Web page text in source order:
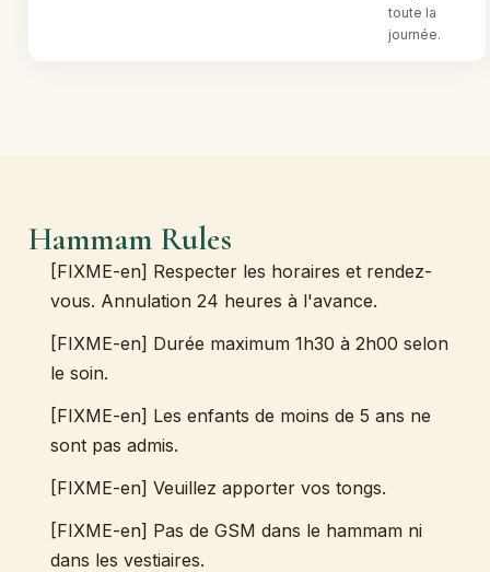
toute la
journée.
Hammam Rules
[FIXME-en] Respecter les horaires et rendez-
vous. Annulation 24 heures à l'avance.
[FIXME-en] Durée maximum 1h30 à 2h00 selon
le soin.
[FIXME-en] Les enfants de moins de 5 ans ne
sont pas admis.
[FIXME-en] Veuillez apporter vos tongs.
[FIXME-en] Pas de GSM dans le hammam ni
dans les vestiaires.